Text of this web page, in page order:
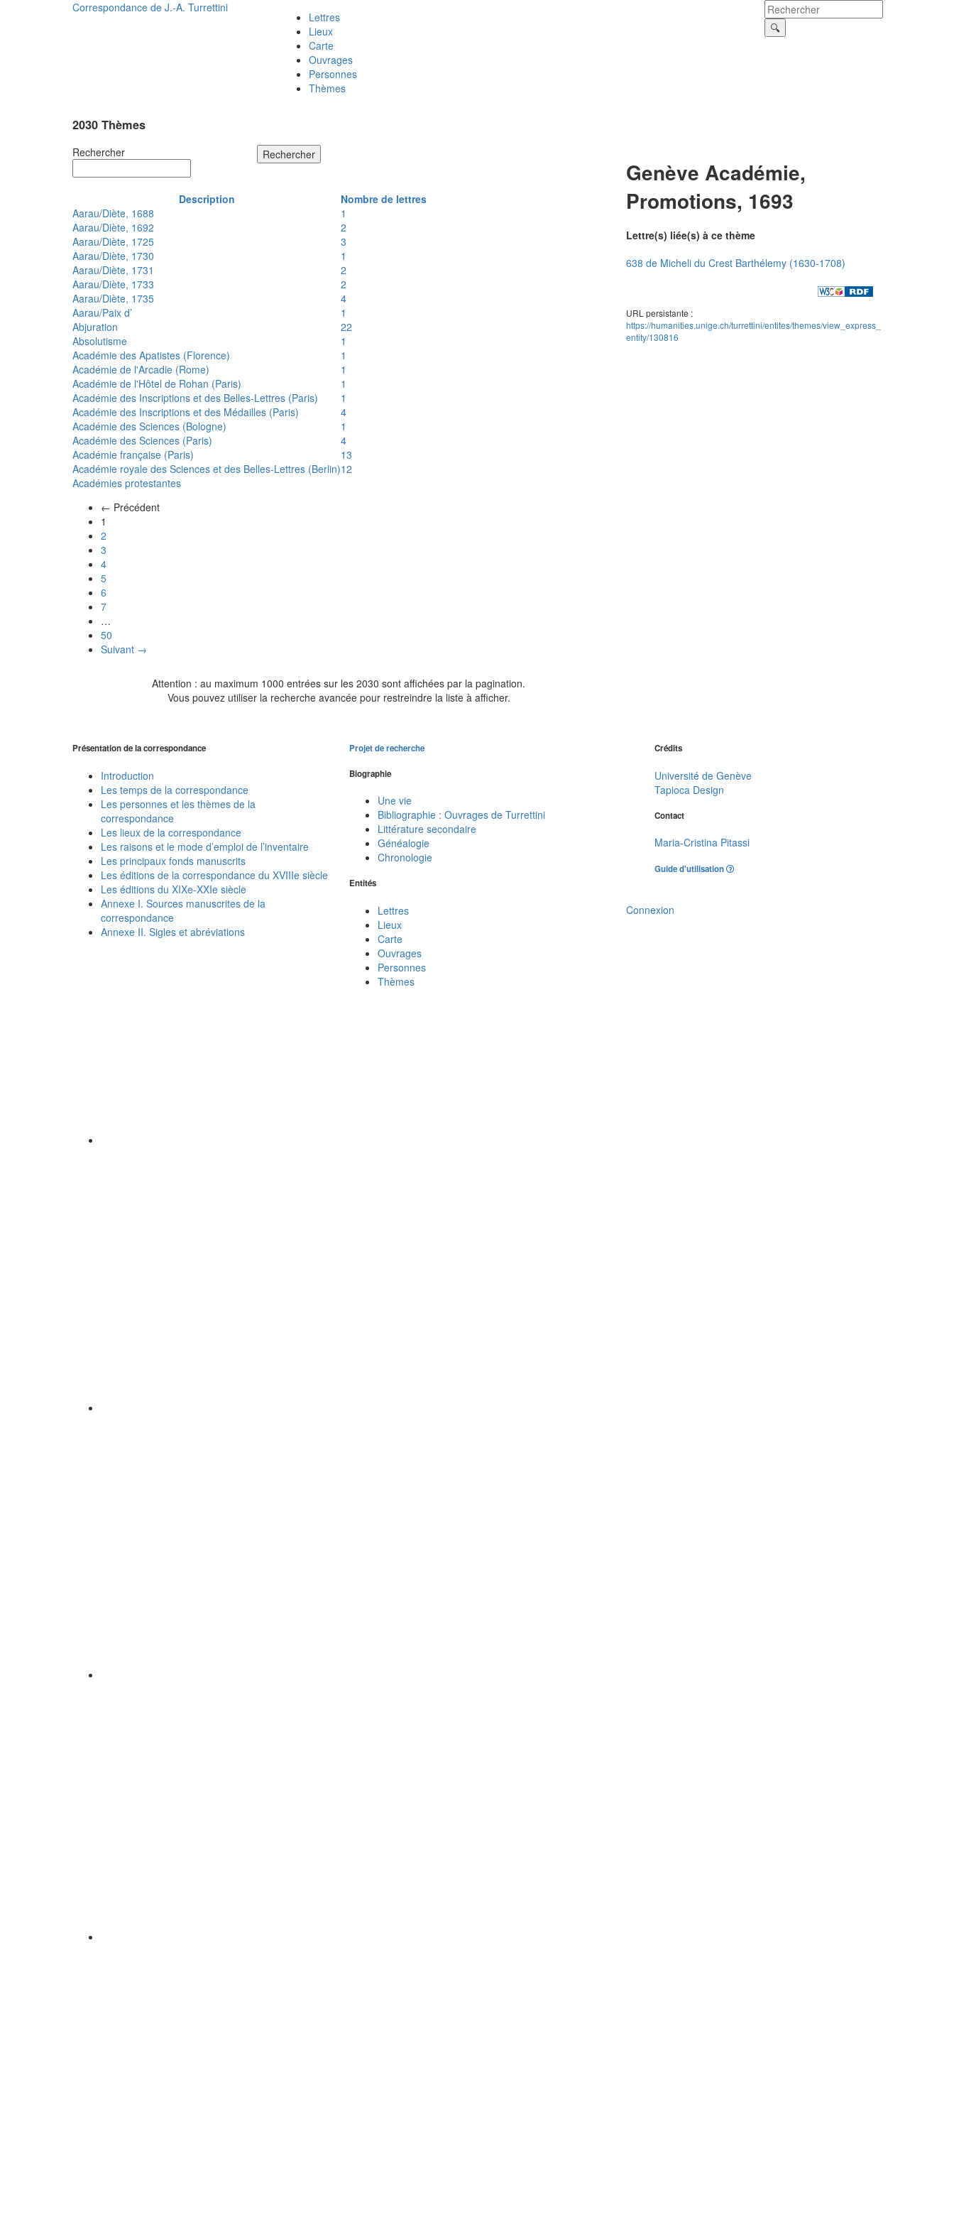
Correspondance de J.-A. Turrettini
Lettres
Lieux
Carte
Ouvrages
Personnes
Thèmes
2030 Thèmes
Rechercher Rechercher
Description
Nombre de lettres
Aarau/Diète, 1688
1
Aarau/Diète, 1692
2
Aarau/Diète, 1725
3
Aarau/Diète, 1730
1
Aarau/Diète, 1731
2
Aarau/Diète, 1733
2
Aarau/Diète, 1735
4
Aarau/Paix d’
1
Abjuration
22
Absolutisme
1
Académie des Apatistes (Florence)
1
Académie de l'Arcadie (Rome)
1
Académie de l'Hôtel de Rohan (Paris)
1
Académie des Inscriptions et des Belles-Lettres (Paris)
1
Académie des Inscriptions et des Médailles (Paris)
4
Académie des Sciences (Bologne)
1
Académie des Sciences (Paris)
4
Académie française (Paris)
13
Académie royale des Sciences et des Belles-Lettres (Berlin)12
Académies protestantes
← Précédent
1
2
3
4
5
6
7
…
50
Suivant →
Attention : au maximum 1000 entrées sur les 2030 sont affichées par la pagination.
Vous pouvez utiliser la recherche avancée pour restreindre la liste à afficher.
Genève Académie,
Promotions, 1693
Lettre(s) liée(s) à ce thème
638 de Micheli du Crest Barthélemy (1630-1708)
URL persistante :
https://humanities.unige.ch/turrettini/entites/themes/view_express_
entity/130816
Présentation de la correspondance
Introduction
Les temps de la correspondance
Les personnes et les thèmes de la
correspondance
Les lieux de la correspondance
Les raisons et le mode d’emploi de l’inventaire
Les principaux fonds manuscrits
Les éditions de la correspondance du XVIIIe siècle
Les éditions du XIXe-XXIe siècle
Annexe I. Sources manuscrites de la
correspondance
Annexe II. Sigles et abréviations
Projet de recherche
Biographie
Une vie
Bibliographie : Ouvrages de Turrettini
Littérature secondaire
Généalogie
Chronologie
Entités
Lettres
Lieux
Carte
Ouvrages
Personnes
Thèmes
Crédits
Université de Genève
Tapioca Design
Contact
Maria-Cristina Pitassi
Guide d'utilisation
Connexion